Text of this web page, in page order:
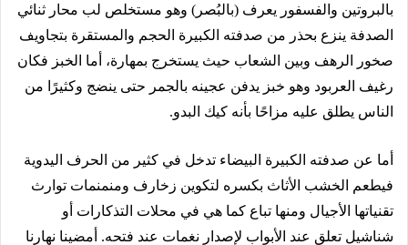
بالبروتين والفسفور يعرف (بالبُصر) وهو مستخلص لب محار ثنائي
الصدفة ينزع بحذر من صدفته الكبيرة الحجم والمستقرة بتجاويف
صخور الرهف وبين الشعاب حيث يستخرج بمهارة، أما الخبز فكان
رغيف العربود وهو خبز يدفن عجينه بالجمر حتى ينضج وكثيرًا من
الناس يطلق عليه مزاحًا بأنه كيك البدو.
أما عن صدفته الكبيرة البيضاء تدخل في كثير من الحرف اليدوية
فيطعم الخشب الأثاث بكسره لتكوين زخارف ومنمنمات توارث
تقنياتها الأجيال ومنها تباع كما هي في محلات التذكارات أو
شناشيل تعلق عند الأبواب لإصدار نغمات عند فتحه. أمضينا نهارنا